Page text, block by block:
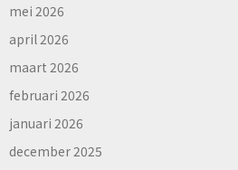
mei 2026
april 2026
maart 2026
februari 2026
januari 2026
december 2025